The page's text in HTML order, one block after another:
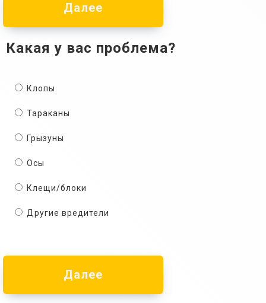
Далее
Какая у вас проблема?
Клопы
Тараканы
Грызуны
Осы
Клещи/блоки
Другие вредители
Далее